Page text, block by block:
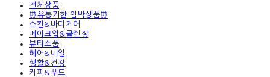
전체상품
⏰유통기한 임박상품⏰
스킨&바디케어
메이크업&클렌징
뷰티소품
헤어&네일
생활&건강
커피&푸드